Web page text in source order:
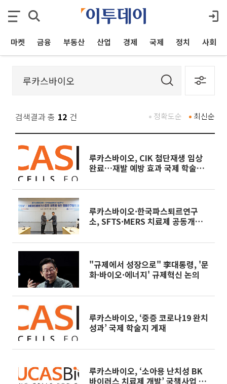
마켓 금융 부동산 산업 경제 국제 정치 사회
검색결과 총 12 건 최신순
정확도순
루카스바이오, CIK 첨단재생 임상
완료…재발 예방 효과 국제 학술지
루카스바이오·한국파스퇴르연구
소, SFTS·MERS 치료제 공동개발
"규제에서 성장으로" 李대통령, '문
화·바이오·에너지' 규제혁신 논의
루카스바이오, ‘중증 코로나19 완치
성과’ 국제 학술지 게재
루카스바이오, ‘소아용 난치성 BK
바이러스 치료제 개발’ 국책사업 선